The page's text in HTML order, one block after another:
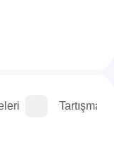
Tartışma